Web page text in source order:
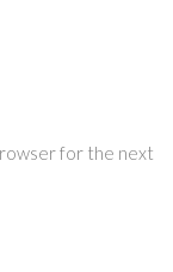
for the next